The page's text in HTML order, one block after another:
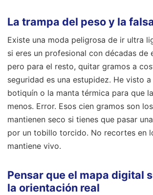
La trampa del peso y la
Existe una moda peligrosa de ir ultra
si eres un profesional con décadas de
pero para el resto, quitar gramos a
seguridad es una estupidez. He visto
botiquín o la manta térmica para que
menos. Error. Esos cien gramos son
mantienen seco si tienes que pasar
por un tobillo torcido. No recortes en
mantiene vivo.
Pensar que el mapa digital
la orientación real